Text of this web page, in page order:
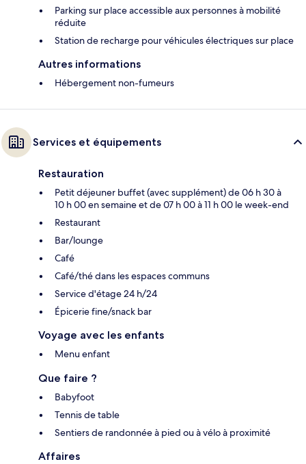
Parking sur place accessible aux personnes à mobilité
réduite
Station de recharge pour véhicules électriques sur place
Autres informations
Hébergement non-fumeurs
Services et équipements
Restauration
Petit déjeuner buffet (avec supplément) de 06 h 30 à
10 h 00 en semaine et de 07 h 00 à 11 h 00 le week-end
Restaurant
Bar/lounge
Café
Café/thé dans les espaces communs
Service d'étage 24 h/24
Épicerie fine/snack bar
Voyage avec les enfants
Menu enfant
Que faire ?
Babyfoot
Tennis de table
Sentiers de randonnée à pied ou à vélo à proximité
Affaires